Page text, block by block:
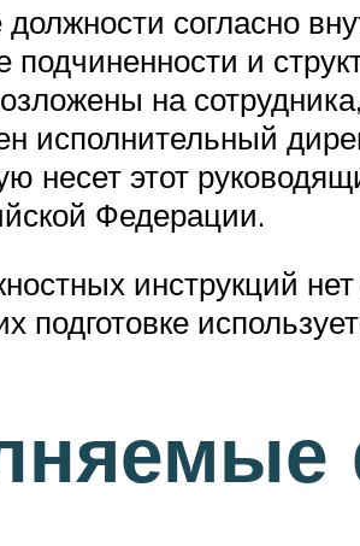
согласно
и
на
исполнительный
несет этот
Федерации.
инструкций
подготовке